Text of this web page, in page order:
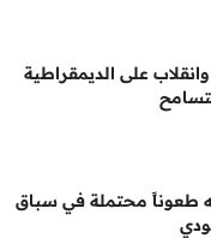
على الديمقراطية
طعوناً محتملة في سباق